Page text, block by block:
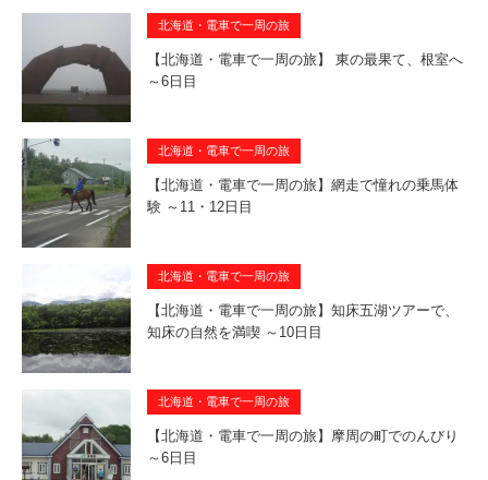
北海道・電車で一周の旅
【北海道・電車で一周の旅】 東の最果て、根室へ
～6日目
北海道・電車で一周の旅
【北海道・電車で一周の旅】網走で憧れの乗馬体
験 ～11・12日目
北海道・電車で一周の旅
【北海道・電車で一周の旅】知床五湖ツアーで、
知床の自然を満喫 ～10日目
北海道・電車で一周の旅
【北海道・電車で一周の旅】摩周の町でのんびり
～6日目